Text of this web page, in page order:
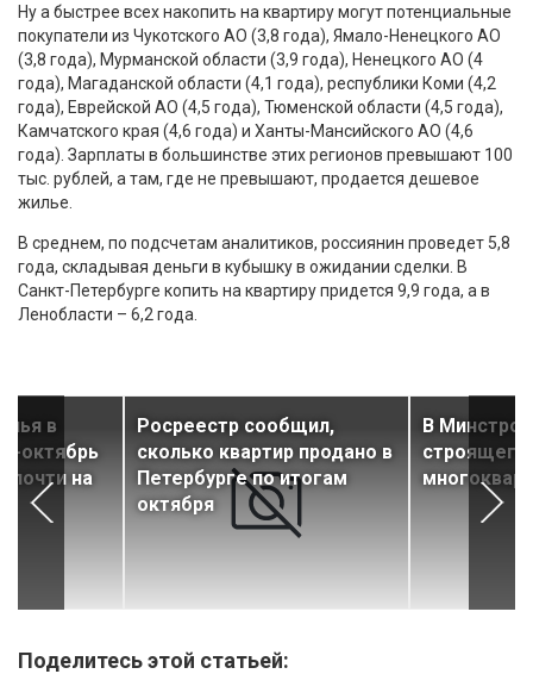
Ну а быстрее всех накопить на квартиру могут потенциальные
покупатели из Чукотского АО (3,8 года), Ямало-Ненецкого АО
(3,8 года), Мурманской области (3,9 года), Ненецкого АО (4
года), Магаданской области (4,1 года), республики Коми (4,2
года), Еврейской АО (4,5 года), Тюменской области (4,5 года),
Камчатского края (4,6 года) и Ханты-Мансийского АО (4,6
года). Зарплаты в большинстве этих регионов превышают 100
тыс. рублей, а там, где не превышают, продается дешевое
жилье.
В среднем, по подсчетам аналитиков, россиянин проведет 5,8
года, складывая деньги в кубышку в ожидании сделки. В
Санкт-Петербурге копить на квартиру придется 9,9 года, а в
Ленобласти – 6,2 года.
в
октябрь
почти на
Росреестр сообщил,
сколько квартир продано в
Петербурге по итогам
октября
В
Поделитесь этой статьей: